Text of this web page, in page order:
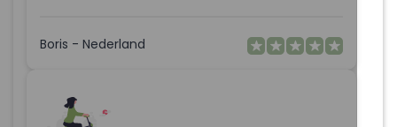
Boris - Nederland